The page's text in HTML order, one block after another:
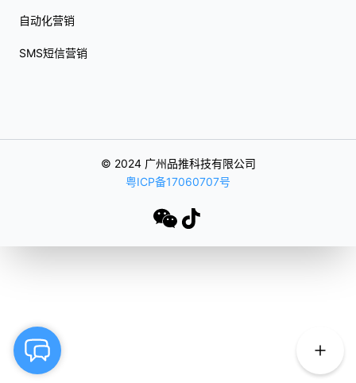
自动化营销
SMS短信营销
© 2024 广州品推科技有限公司
粤ICP备17060707号